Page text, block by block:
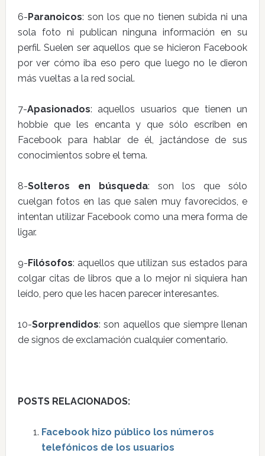
6-Paranoicos: son los que no tienen subida ni una
sola foto ni publican ninguna información en su
perfil. Suelen ser aquellos que se hicieron Facebook
por ver cómo iba eso pero que luego no le dieron
más vueltas a la red social.
7-Apasionados: aquellos usuarios que tienen un
hobbie que les encanta y que sólo escriben en
Facebook para hablar de él, jactándose de sus
conocimientos sobre el tema.
8-Solteros en búsqueda: son los que sólo
cuelgan fotos en las que salen muy favorecidos, e
intentan utilizar Facebook como una mera forma de
ligar.
9-Filósofos: aquellos que utilizan sus estados para
colgar citas de libros que a lo mejor ni siquiera han
leído, pero que les hacen parecer interesantes.
10-Sorprendidos: son aquellos que siempre llenan
de signos de exclamación cualquier comentario.
POSTS RELACIONADOS:
Facebook hizo público los números
telefónicos de los usuarios